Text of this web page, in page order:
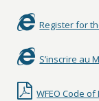
Register for
S’inscrire au
WFEO Code